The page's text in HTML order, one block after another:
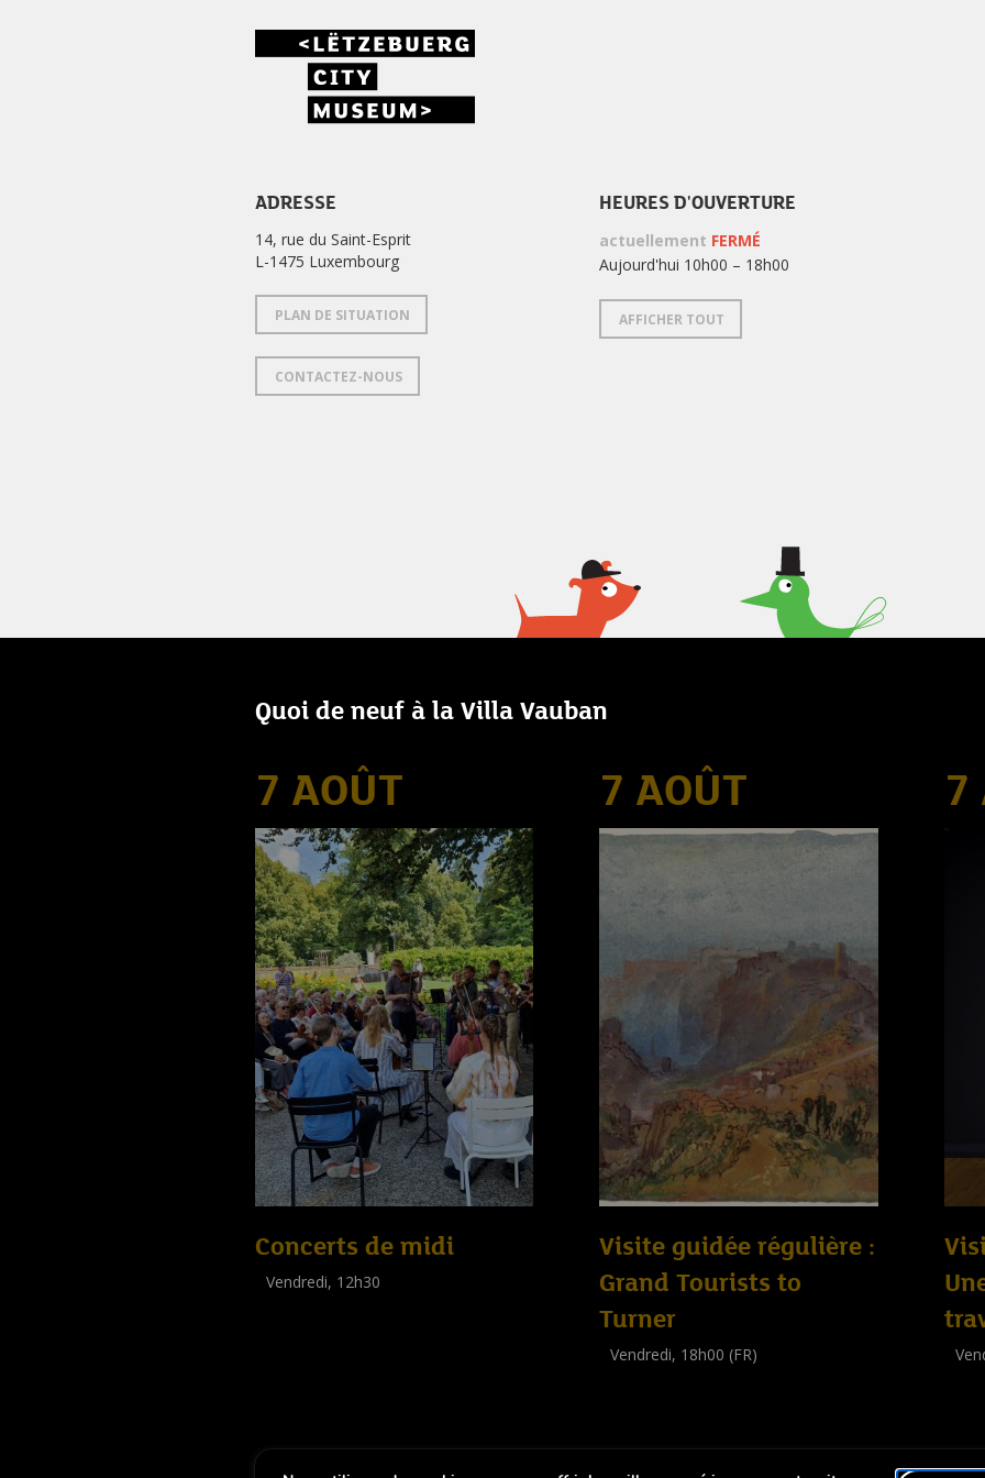
ADRESSE
14, rue du Saint-Esprit
L-1475 Luxembourg
PLAN DE SITUATION
CONTACTEZ-NOUS
HEURES D'OUVERTURE
actuellement FERMÉ
Aujourd'hui 10h00 – 18h00
AFFICHER TOUT
Quoi de neuf à la Villa Vauban
7 AOÛT
Concerts de midi
Vendredi, 12h30
7 AOÛT
Visite guidée régulière :
Grand Tourists to
Turner
Vendredi, 18h00 (FR)
7